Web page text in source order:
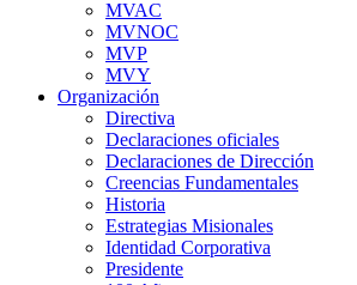
MVAC
MVNOC
MVP
MVY
Organización
Directiva
Declaraciones oficiales
Declaraciones de Dirección
Creencias Fundamentales
Historia
Estrategias Misionales
Identidad Corporativa
Presidente